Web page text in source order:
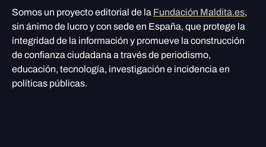
Somos un proyecto editorial de la Fundación Maldita.es,
sin ánimo de lucro y con sede en España, que protege la
integridad de la información y promueve la construcción
de confianza ciudadana a través de periodismo,
educación, tecnología, investigación e incidencia en
políticas públicas.